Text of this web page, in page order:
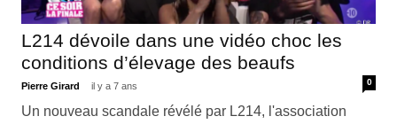
L214 dévoile dans une vidéo choc les
conditions d’élevage des beaufs
Pierre Girard il y a 7 ans 0
Un nouveau scandale révélé par L214, l'association